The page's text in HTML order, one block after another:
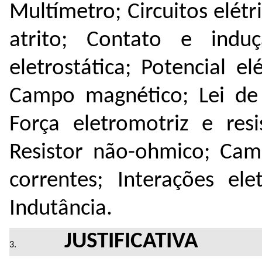
Multímetro; Circuitos
atrito; Contato e
eletrostática; Potencial
Campo magnético; Lei
Força eletromotriz e
Resistor não-ohmico;
correntes; Interações
Indutância.
JUSTIFICATIVA